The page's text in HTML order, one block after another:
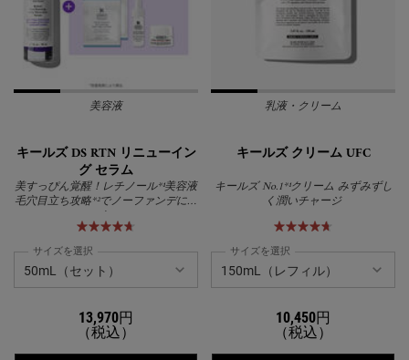
美容液
キールズ DS RTN リニューイン
グ セラム
美すっぴん覚醒！レチノール*¹美容液
毛穴目立ち攻略*²でノーファンデに挑
む
サイズを選択
13,970円
（税込）
乳液・クリーム
キールズ クリーム UFC
キールズ No.1*¹クリーム みずみずし
く潤いチャージ
サイズを選択
10,450円
（税込）